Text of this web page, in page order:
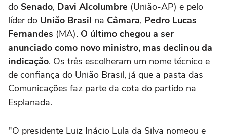
do Senado, Davi Alcolumbre (União-AP) e pelo
líder do União Brasil na Câmara, Pedro Lucas
Fernandes (MA). O último chegou a ser
anunciado como novo ministro, mas declinou da
indicação. Os três escolheram um nome técnico e
de confiança do União Brasil, já que a pasta das
Comunicações faz parte da cota do partido na
Esplanada.
"O presidente Luiz Inácio Lula da Silva nomeou e